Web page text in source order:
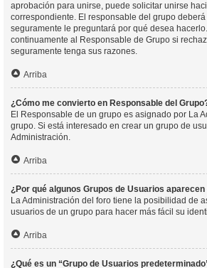
aprobación para unirse, puede solicitar unirse
correspondiente. El responsable del grupo
seguramente le preguntará por qué desea
continuamente al Responsable de Grupo si
seguramente tenga sus razones.
Arriba
¿Cómo me convierto en Responsable del
El Responsable de un grupo es asignado por La
grupo. Si está interesado en crear un grupo de
Administración.
Arriba
¿Por qué algunos Grupos de Usuarios
La Administración del foro tiene la posibilidad de
usuarios de un grupo para hacer más fácil su
Arriba
¿Qué es un “Grupo de Usuarios